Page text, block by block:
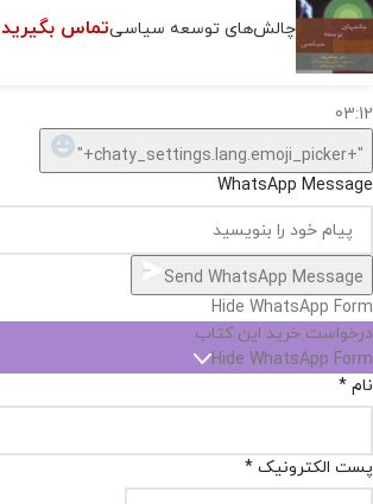
چالش‌های توسعه سیاسیتماس بگیرید
موجود
نیست,
شاید
تهیه
Open
chaty
chaty
buttons
1
Hide
chaty
ارسال پیام در واتساپ
کارشناس فروش
سلام, چطور میتونم کمکتون کنم؟
03:12
WhatsApp Message